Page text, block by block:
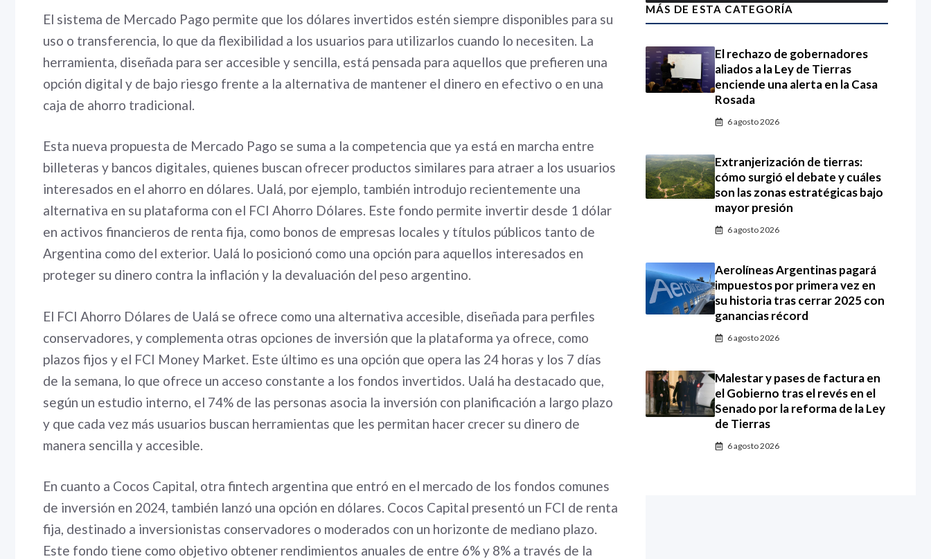
El sistema de Mercado Pago permite que los dólares invertidos estén siempre disponibles para su
uso o transferencia, lo que da flexibilidad a los usuarios para utilizarlos cuando lo necesiten. La
herramienta, diseñada para ser accesible y sencilla, está pensada para aquellos que prefieren una
opción digital y de bajo riesgo frente a la alternativa de mantener el dinero en efectivo o en una
caja de ahorro tradicional.
Esta nueva propuesta de Mercado Pago se suma a la competencia que ya está en marcha entre
billeteras y bancos digitales, quienes buscan ofrecer productos similares para atraer a los usuarios
interesados en el ahorro en dólares. Ualá, por ejemplo, también introdujo recientemente una
alternativa en su plataforma con el FCI Ahorro Dólares. Este fondo permite invertir desde 1 dólar
en activos financieros de renta fija, como bonos de empresas locales y títulos públicos tanto de
Argentina como del exterior. Ualá lo posicionó como una opción para aquellos interesados en
proteger su dinero contra la inflación y la devaluación del peso argentino.
El FCI Ahorro Dólares de Ualá se ofrece como una alternativa accesible, diseñada para perfiles
conservadores, y complementa otras opciones de inversión que la plataforma ya ofrece, como
plazos fijos y el FCI Money Market. Este último es una opción que opera las 24 horas y los 7 días
de la semana, lo que ofrece un acceso constante a los fondos invertidos. Ualá ha destacado que,
según un estudio interno, el 74% de las personas asocia la inversión con planificación a largo plazo
y que cada vez más usuarios buscan herramientas que les permitan hacer crecer su dinero de
manera sencilla y accesible.
En cuanto a Cocos Capital, otra fintech argentina que entró en el mercado de los fondos comunes
de inversión en 2024, también lanzó una opción en dólares. Cocos Capital presentó un FCI de renta
fija, destinado a inversionistas conservadores o moderados con un horizonte de mediano plazo.
Este fondo tiene como objetivo obtener rendimientos anuales de entre 6% y 8% a través de la
MÁS DE ESTA CATEGORÍA
El rechazo de gobernadores
aliados a la Ley de Tierras
enciende una alerta en la Casa
Rosada
6 agosto 2026
Extranjerización de tierras:
cómo surgió el debate y cuáles
son las zonas estratégicas bajo
mayor presión
6 agosto 2026
Aerolíneas Argentinas pagará
impuestos por primera vez en
su historia tras cerrar 2025 con
ganancias récord
6 agosto 2026
Malestar y pases de factura en
el Gobierno tras el revés en el
Senado por la reforma de la Ley
de Tierras
6 agosto 2026